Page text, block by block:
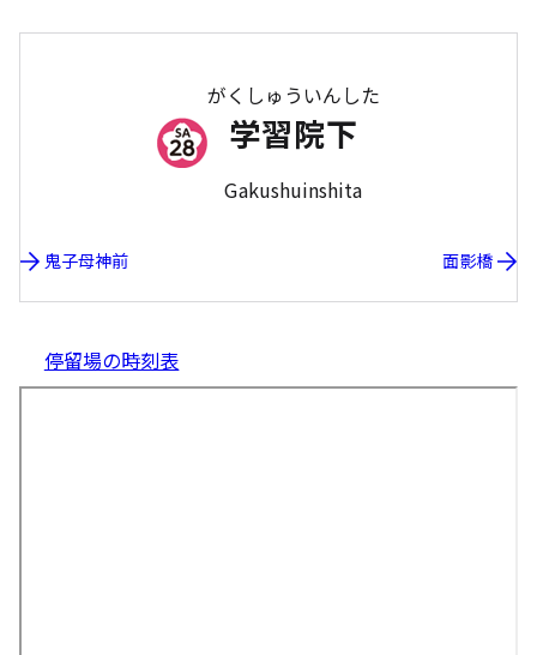
がくしゅういんした
学習院下
Gakushuinshita
鬼子母神前 面影橋
停留場の時刻表